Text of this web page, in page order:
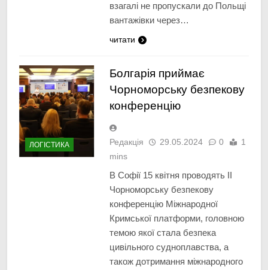
взагалі не пропускали до Польщі
вантажівки через…
читати
ЛОГІСТИКА
Болгарія приймає
Чорноморську безпекову
конференцію
Редакція 29.05.2024 0
1
mins
В Софії 15 квітня проводять II
Чорноморську безпекову
конференцію Міжнародної
Кримської платформи, головною
темою якої стала безпека
цивільного судноплавства, а
також дотримання міжнародного